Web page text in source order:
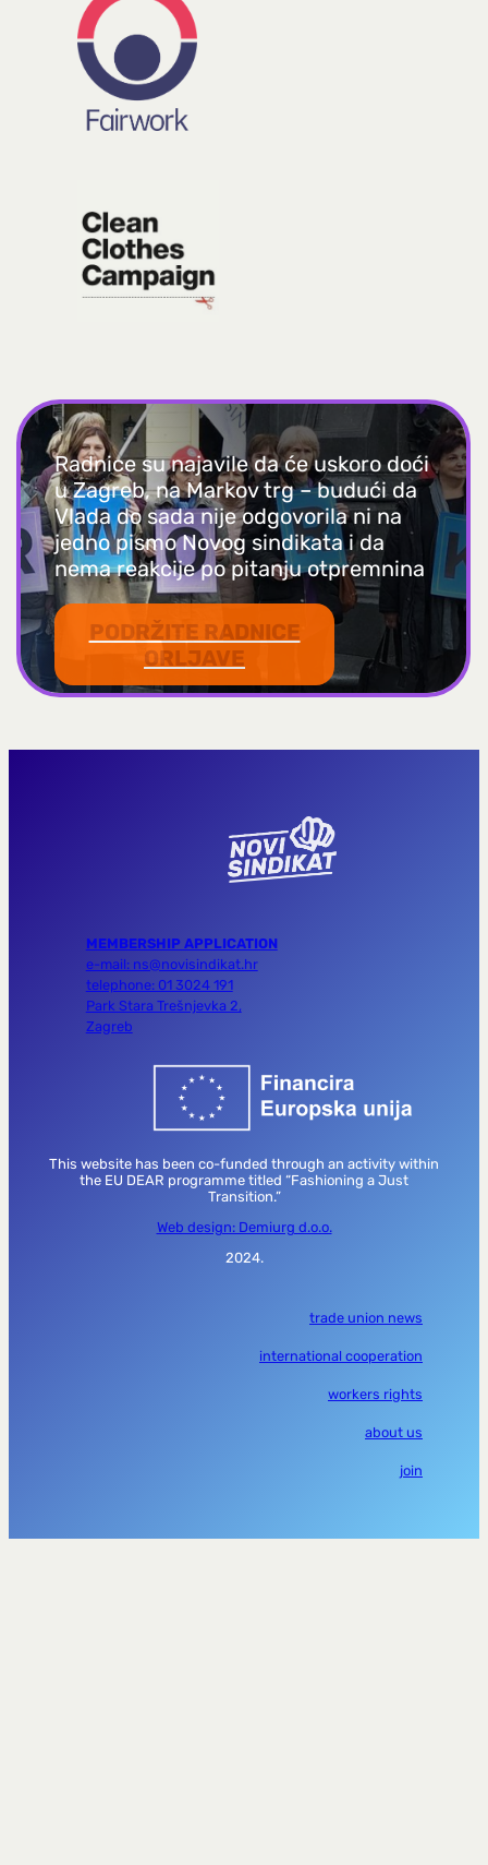
Radnice su najavile da će uskoro doći
u Zagreb, na Markov trg – budući da
Vlada do sada nije odgovorila ni na
jedno pismo Novog sindikata i da
nema reakcije po pitanju otpremnina
PODRŽITE RADNICE
ORLJAVE
MEMBERSHIP APPLICATION
e-mail: ns@novisindikat.hr
telephone: 01 3024 191
Park Stara Trešnjevka 2,
Zagreb
This website has been co-funded through an activity within
the EU DEAR programme titled “Fashioning a Just
Transition.”
Web design: Demiurg d.o.o.
2024.
trade union news
international cooperation
workers rights
about us
join